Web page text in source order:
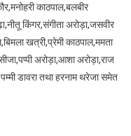
काठपाल,बलबीर
किंगर,संगीता अरोड़ा,जसवीर
खत्री,प्रेमी काठपाल,ममता
अरोड़ा,आशा अरोड़ा,राज
डावरा तथा हरनाम थरेजा समेत